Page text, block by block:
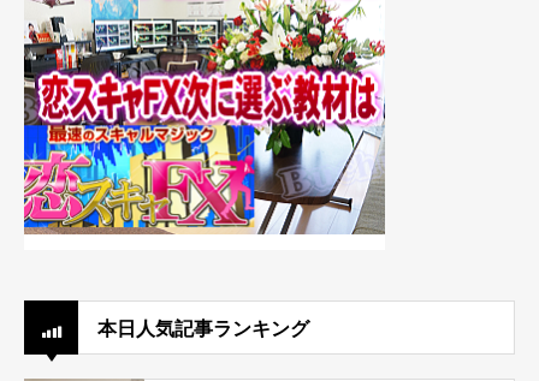
本日人気記事ランキング